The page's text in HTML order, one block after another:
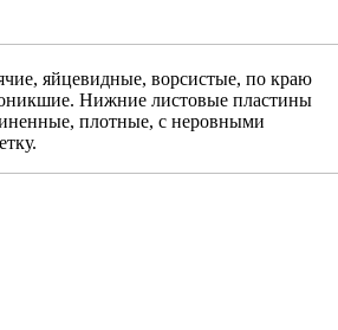
яйцевидные, ворсистые, по краю
Нижние листовые пластины
плотные, с неровными